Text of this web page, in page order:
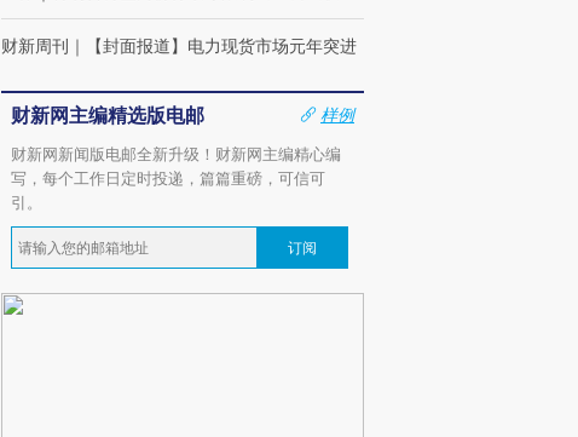
财新周刊 ｜ 【封面报道】电力现货市场元年突进
财新网主编精选版电邮
样例
财新网新闻版电邮全新升级！财新网主编精心编
写，每个工作日定时投递，篇篇重磅，可信可
引。
订阅